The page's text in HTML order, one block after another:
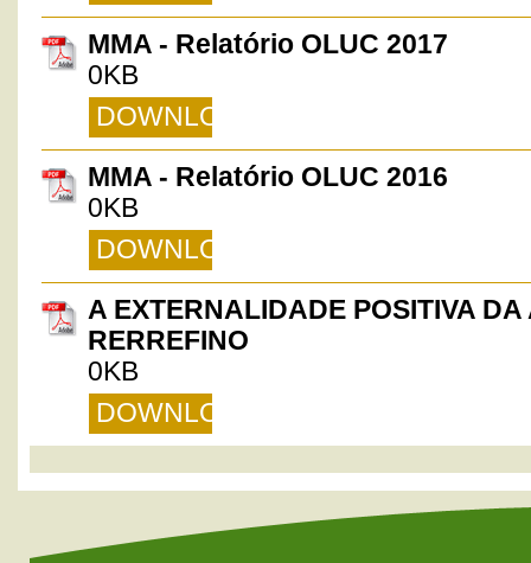
MMA - Relatório OLUC 2017
0KB
DOWNLOAD
MMA - Relatório OLUC 2016
0KB
DOWNLOAD
A EXTERNALIDADE POSITIVA DA
RERREFINO
0KB
DOWNLOAD